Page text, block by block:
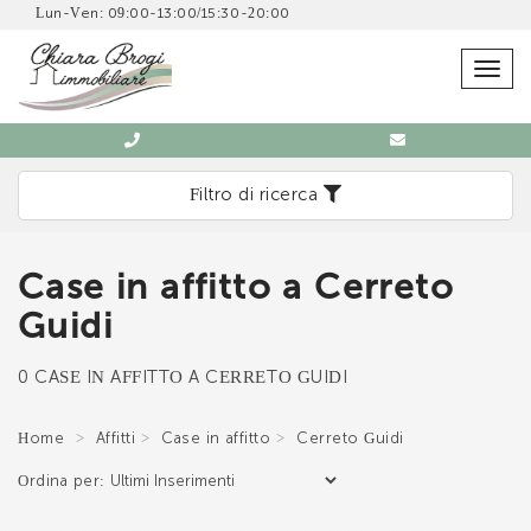
Lun-Ven: 09:00-13:00/15:30-20:00
Filtro di ricerca
Case in affitto a Cerreto
Guidi
0 CASE IN AFFITTO A CERRETO GUIDI
Home Affitti Case in affitto Cerreto Guidi
Ordina per:
SCRIVICI SENZA IMPEGNO
Immobiliare Chiara Brogi